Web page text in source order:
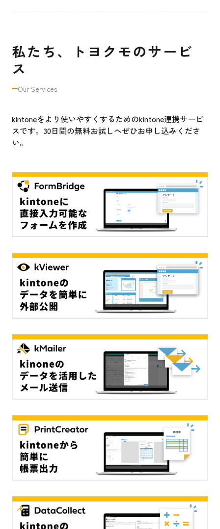
私たち、トヨクモのサービ
ス
Our Services
kintoneをより使いやすくするためのkintone連携サービ
スです。30日間の無料お試しへぜひお申し込みくださ
い。